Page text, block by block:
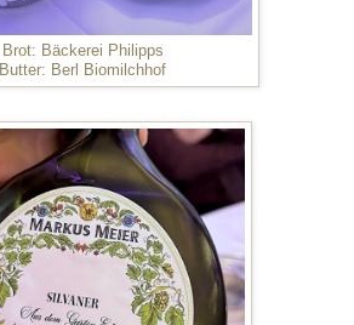
Brot: Bäckerei Philipps
Butter: Berl Biomilchhof